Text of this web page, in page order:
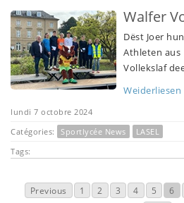
Walfer
Dëst Joer
Athleten aus
Vollekslaf
Weiderliesen
lundi 7 octobre 2024
Catégories:
Sportlycée News
LASEL
Tags:
Previous 1 2 3 4 5 6